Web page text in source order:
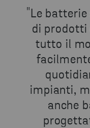
"Le
di prodotti
tutto il
impianti,
anche